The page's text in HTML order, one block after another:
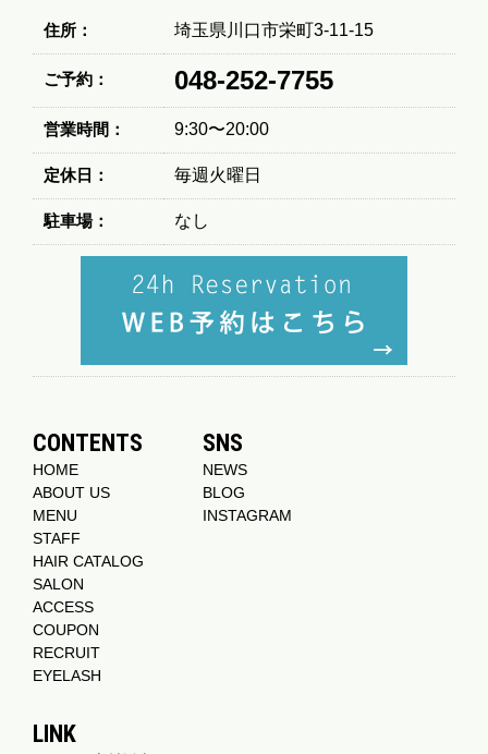
住所： 埼玉県川口市栄町3-11-15
ご予約： 048-252-7755
営業時間： 9:30〜20:00
定休日： 毎週火曜日
駐車場： なし
CONTENTS
HOME
ABOUT US
MENU
STAFF
HAIR CATALOG
SALON
ACCESS
COUPON
RECRUIT
EYELASH
SNS
NEWS
BLOG
INSTAGRAM
LINK